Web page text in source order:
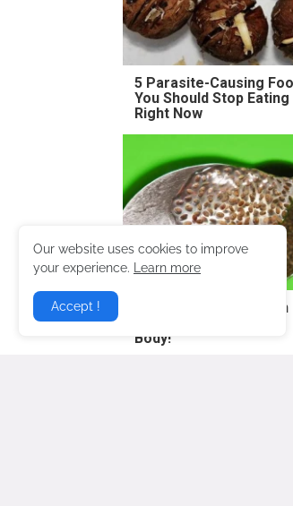
5 Parasite-Causing
You Should Stop Eating
Right Now
Doctor: One Teaspoon
Body!
Our website uses cookies to improve
your experience.
Learn more
Accept !